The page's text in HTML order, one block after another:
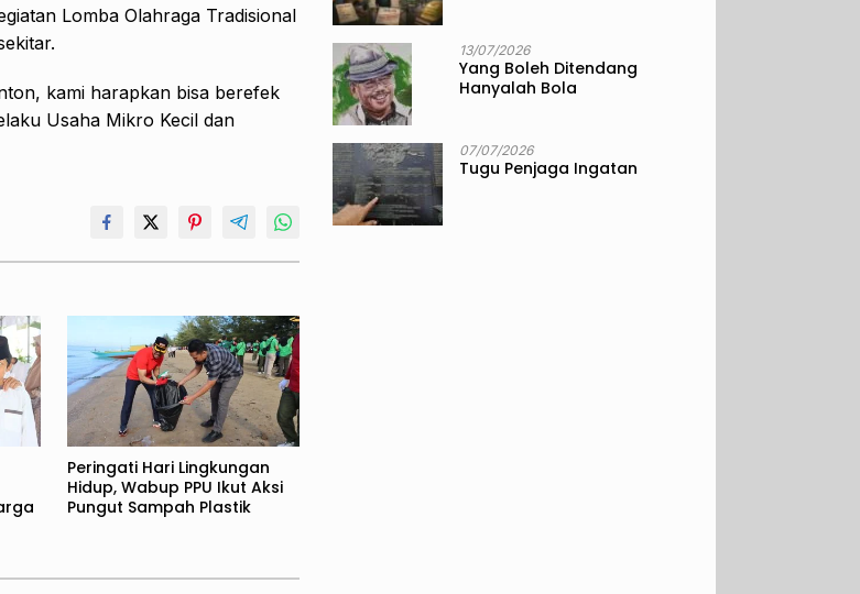
Lomba Olahraga Tradisional
kami harapkan bisa berefek
Usaha Mikro Kecil dan
Peringati Hari Lingkungan
Hidup, Wabup PPU Ikut Aksi
Pungut Sampah Plastik
13/07/2026
Yang Boleh Ditendang
Hanyalah Bola
07/07/2026
Tugu Penjaga Ingatan